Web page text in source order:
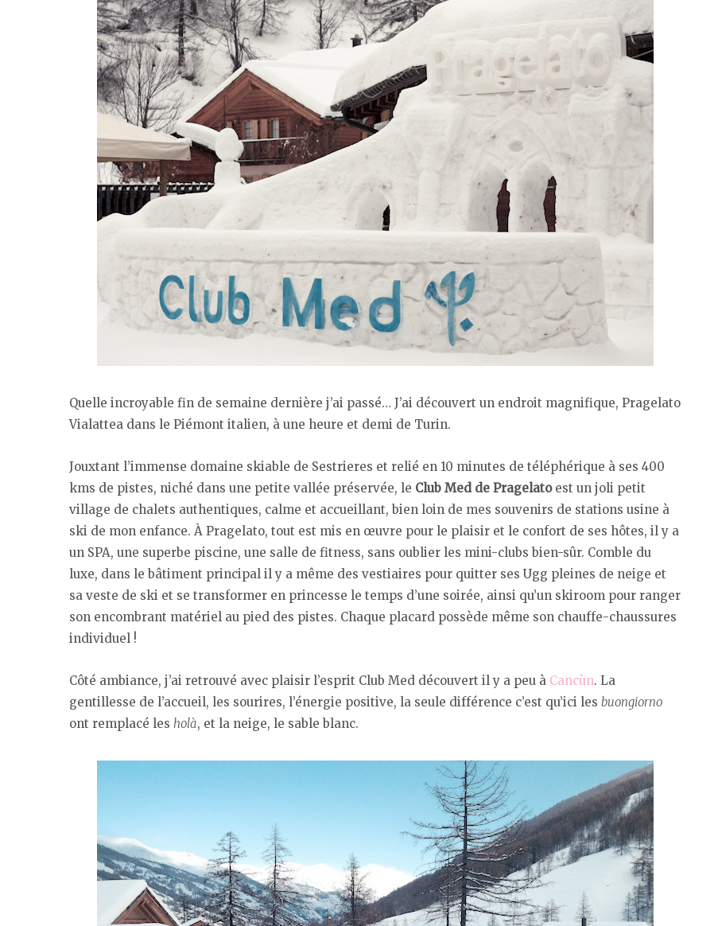
Quelle incroyable fin de semaine dernière j’ai passé… J’ai découvert un endroit magnifique, Pragelato
Vialattea dans le Piémont italien, à une heure et demi de Turin.
Jouxtant l’immense domaine skiable de Sestrieres et relié en 10 minutes de téléphérique à ses 400
kms de pistes, niché dans une petite vallée préservée, le Club Med de Pragelatoest un joli petit
village de chalets authentiques, calme et accueillant, bien loin de mes souvenirs de stations usine à
ski de mon enfance. À Pragelato, tout est mis en œuvre pour le plaisir et le confort de ses hôtes, il y a
un SPA, une superbe piscine, une salle de fitness, sans oublier les mini-clubs bien-sûr. Comble du
luxe, dans le bâtiment principal il y a même des vestiaires pour quitter ses Ugg pleines de neige et
sa veste de ski et se transformer en princesse le temps d’une soirée, ainsi qu’un skiroom pour ranger
son encombrant matériel au pied des pistes. Chaque placard possède même son chauffe-chaussures
individuel !
Côté ambiance, j’ai retrouvé avec plaisir l’esprit Club Med découvert il y a peu à Cancùn. La
gentillesse de l’accueil, les sourires, l’énergie positive, la seule différence c’est qu’ici les buongiorno
ont remplacé les holà, et la neige, le sable blanc.